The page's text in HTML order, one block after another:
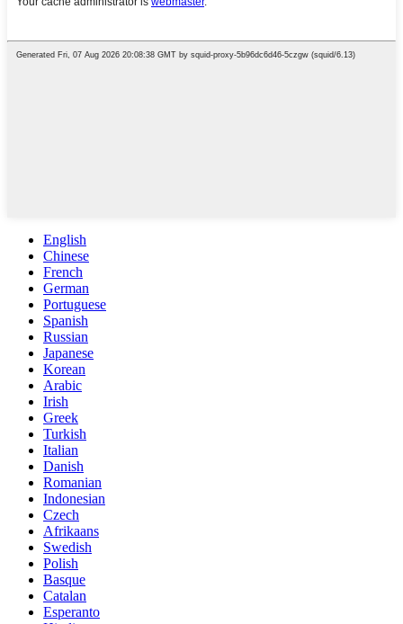
English
Chinese
French
German
Portuguese
Spanish
Russian
Japanese
Korean
Arabic
Irish
Greek
Turkish
Italian
Danish
Romanian
Indonesian
Czech
Afrikaans
Swedish
Polish
Basque
Catalan
Esperanto